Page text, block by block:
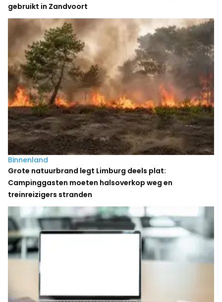
gebruikt in Zandvoort
Binnenland
Grote natuurbrand legt Limburg deels plat:
Campinggasten moeten halsoverkop weg en
treinreizigers stranden